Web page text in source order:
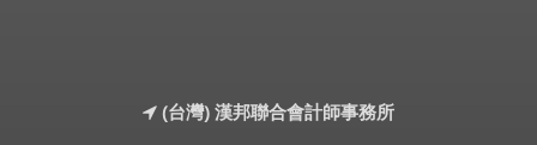
(台灣) 漢邦聯合會計師事務所